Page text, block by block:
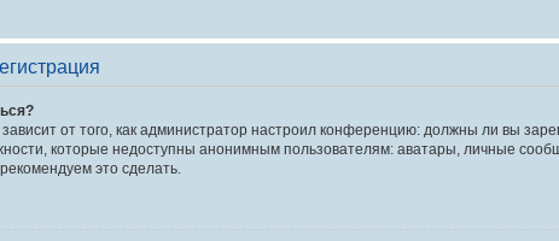
от того, как администратор настроил конференцию: должны ли вы
которые недоступны анонимным пользователям: аватары, личные
это сделать.